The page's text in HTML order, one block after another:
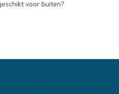
voor buiten?